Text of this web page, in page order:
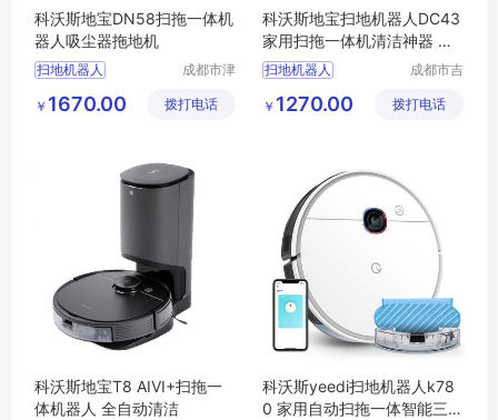
科沃斯地宝DN58扫拖一体机
器人吸尘器拖地机
扫地机器人
扫地机器人价格
成都市津
技有限公
￥ 1670.00 拨打电话
科沃斯地宝扫地机器人DC43
家用扫拖一体机清洁神器 吸
尘擦地 智能导航 扫拖一体
扫地机器人
扫地机器人价格
成都市吉
技有限公
￥ 1270.00 拨打电话
科沃斯地宝T8 AIVI+扫拖一
体机器人 全自动清洁
科沃斯yeedi扫地机器人k78
0 家用自动扫拖一体智能三合